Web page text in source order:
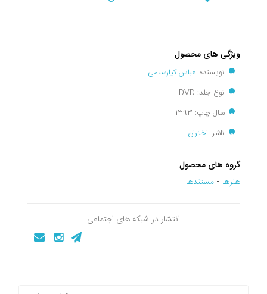
ویژگی های محصول
نویسنده: عباس کیارستمی
نوع جلد: DVD
سال چاپ: 1393
ناشر: اختران
گروه های محصول
هنرها - مستندها
انتشار در شبکه های اجتماعی